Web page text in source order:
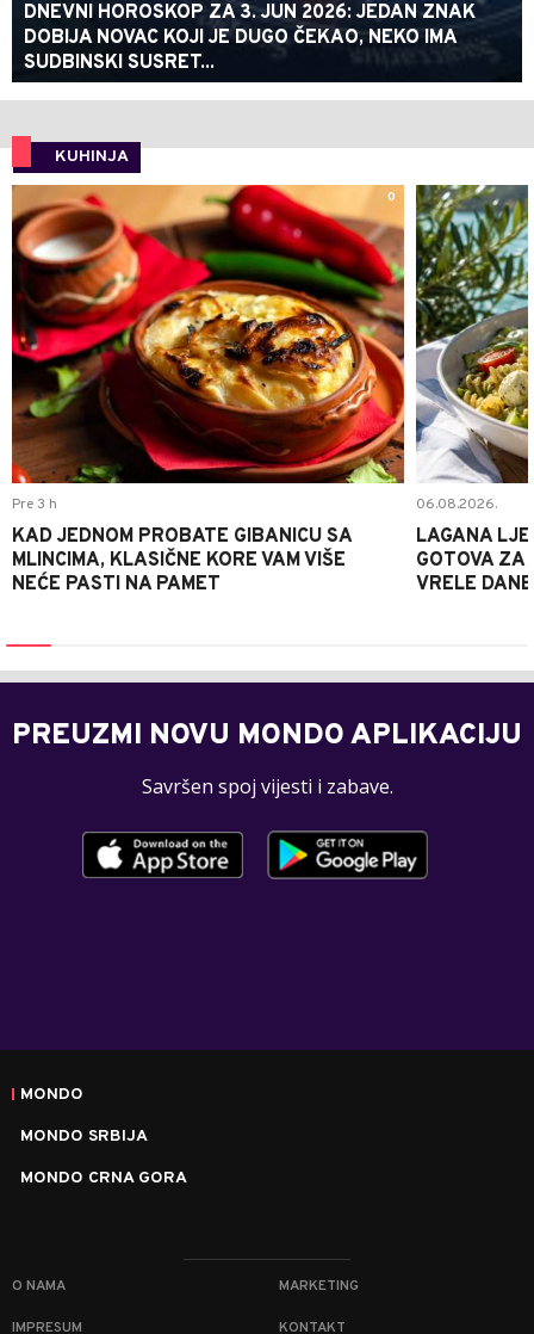
DNEVNI HOROSKOP ZA 3. JUN 2026: JEDAN ZNAK
DOBIJA NOVAC KOJI JE DUGO ČEKAO, NEKO IMA
SUDBINSKI SUSRET...
KUHINJA
0
Pre 3 h
KAD JEDNOM PROBATE GIBANICU SA
MLINCIMA, KLASIČNE KORE VAM VIŠE
NEĆE PASTI NA PAMET
06.08.2026.
LAGANA
GOTOVA ZA
VRELE DANE
PREUZMI NOVU MONDO APLIKACIJU
Savršen spoj vijesti i zabave.
MONDO
MONDO SRBIJA
MONDO CRNA GORA
O NAMA MARKETING
IMPRESUM KONTAKT